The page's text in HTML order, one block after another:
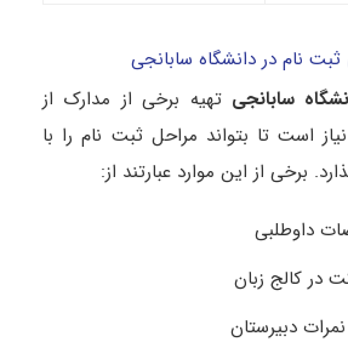
ثبت نام در دانشگاه سابانجی
سابانجی تهیه برخی از مدارک از
است تا بتواند مراحل ثبت نام را با
برخی از این موارد عبارتند از:
داوطلبی
در کالج زبان
دبیرستان